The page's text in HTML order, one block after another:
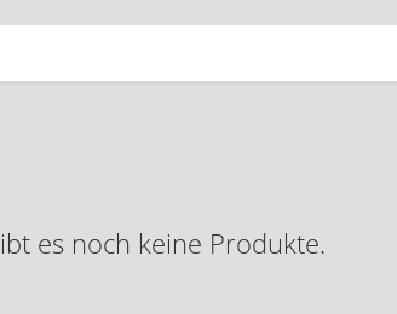
es noch keine Produkte.